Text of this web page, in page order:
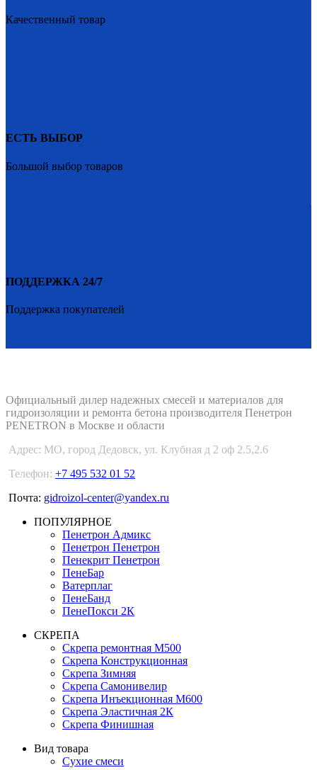
Качественный товар
ЕСТЬ ВЫБОР
Большой выбор товаров
ПОДДЕРЖКА 24/7
Поддержка покупателей
Официальный дилер надежных смесей и материалов для
гидроизоляции и ремонта бетона производителя Пенетрон
PENETRON в Москве и области
Адрес: МО, город Дедовск, ул. Клубная д 2 оф 2.5,2.6
Телефон: +7 495 532 01 52
Почта: gidroizol-center@yandex.ru
ПОПУЛЯРНОЕ
Пенетрон Адмикс
Пенетрон Пенетрон
Пенекрит Пенетрон
ПенеБар
Ватерплаг
ПенеБанд
ПенеПокси 2К
СКРЕПА
Скрепа ремонтная М500
Скрепа Конструкционная
Скрепа Зимняя
Скрепа Самонивелир
Скрепа Инъекционная М600
Скрепа Эластичная 2К
Скрепа Финишная
Вид товара
Сухие смеси